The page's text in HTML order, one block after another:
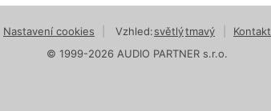
Nastavení cookies Vzhled:světlýtmavý
Kontakt
© 1999-2026 AUDIO PARTNER s.r.o.